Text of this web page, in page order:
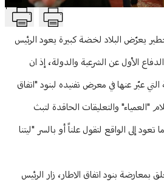
تجاه إيران؟... جنبلاط أول T
يعرّض البلاد لخضة كبيرة يعود الرئيس
الأول عن الشرعية والدولة، إذ ان
التي عبّر عنها في معرض تفنيده لبنود "اتفاق
"العمياء" والتعليقات الحاقدة لتبث
إلى الواقع لتقول علناً أو بالسر "ليتنا
بمعارضة بنود اتفاق الاطار، زار الرئيس